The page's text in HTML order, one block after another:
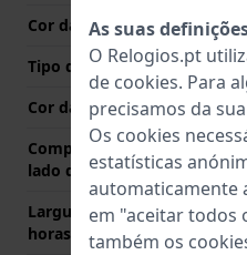
Cor das costuras
Tipo de Fecho
Cor da fivela
Comprimento de banda no
lado das 12 horas
Largura de banda lado 6
horas (mm)
As suas
O Relogios.pt
de cookies. Para
precisamos da
Os cookies
estatísticas
automaticamente
em "aceitar todos
também os